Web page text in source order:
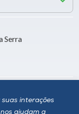
interações
ajudam a
Serra